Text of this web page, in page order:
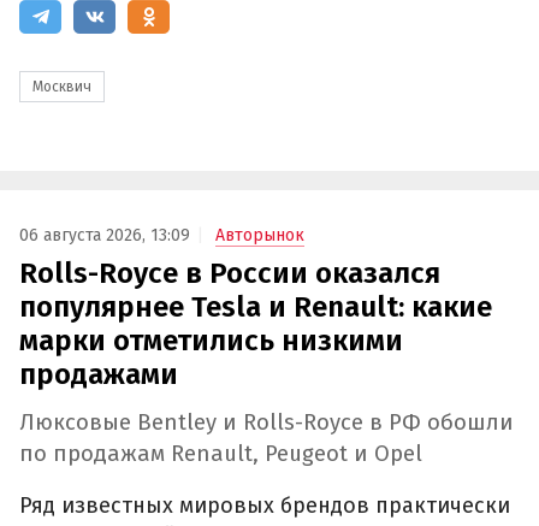
Москвич
06 августа 2026, 13:09 Авторынок
Rolls-Royce в России оказался
популярнее Tesla и Renault: какие
марки отметились низкими
продажами
Люксовые Bentley и Rolls-Royce в РФ обошли
по продажам Renault, Peugeot и Opel
Ряд известных мировых брендов практически